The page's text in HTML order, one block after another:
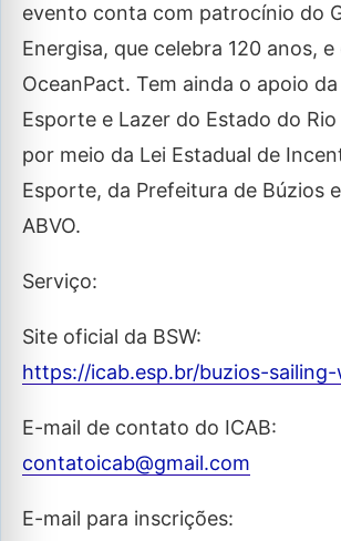
evento conta com patrocínio do
Energisa, que celebra 120 anos, e
OceanPact. Tem ainda o apoio
Esporte e Lazer do Estado do
por meio da Lei Estadual de
Esporte, da Prefeitura de Búzios
ABVO.
Serviço:
Site oficial da BSW:
https://icab.esp.br/buzios-
E-mail de contato do ICAB:
contatoicab@gmail.com
E-mail para inscrições: